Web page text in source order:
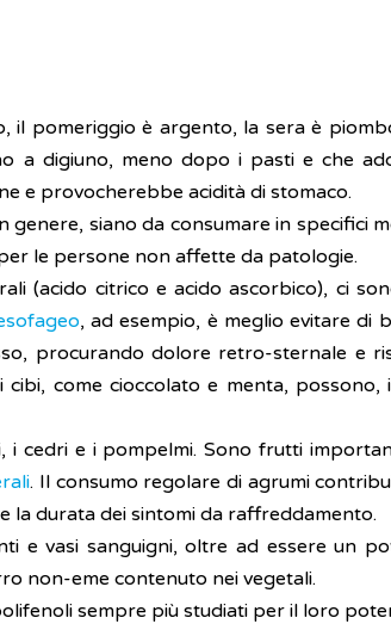
pomeriggio è argento, la sera è
a digiuno, meno dopo i pasti e che
e provocherebbe acidità di stomaco.
genere, siano da consumare in specifici
le persone non affette da patologie.
(acido citrico e acido ascorbico), ci
, ad esempio, è meglio evitare di
procurando dolore retro-sternale e
come cioccolato e menta,
i cedri e i pompelmi. Sono frutti
. Il consumo regolare di agrumi
la durata dei sintomi da raffreddamento.
e vasi sanguigni, oltre ad essere un
non-eme contenuto nei vegetali.
sempre più studiati per il loro